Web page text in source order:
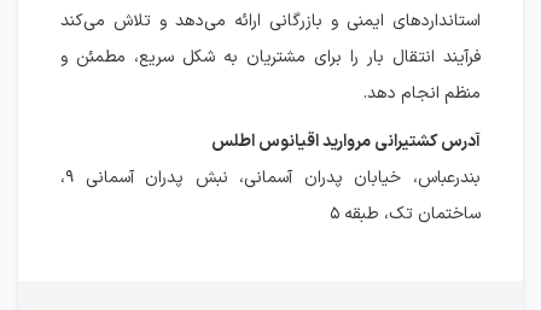
استانداردهای ایمنی و بازرگانی ارائه می‌دهد و تلاش می‌کند
فرآیند انتقال بار را برای مشتریان به شکل سریع، مطمئن و
منظم انجام دهد.
آدرس کشتیرانی مروارید اقیانوس اطلس
بندرعباس، خیابان پدران آسمانی، نبش پدران آسمانی ۹،
ساختمان تک، طبقه ۵